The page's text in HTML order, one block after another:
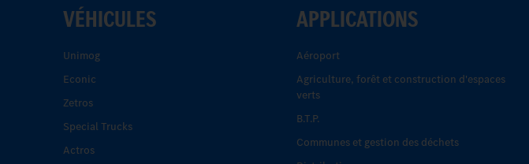
VÉHICULES
Unimog
Econic
Zetros
Special Trucks
Actros
APPLICATIONS
Aéroport
Agriculture, forêt et construction d'espaces
verts
B.T.P.
Communes et gestion des déchets